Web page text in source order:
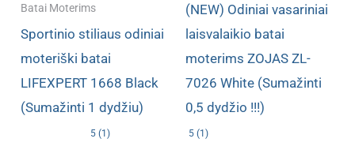
Batai Moterims
Sportinio stiliaus odiniai
moteriški batai
LIFEXPERT 1668 Black
(Sumažinti 1 dydžiu)
5 (1)
(NEW) Odiniai vasariniai
laisvalaikio batai
moterims ZOJAS ZL-
7026 White (Sumažinti
0,5 dydžio !!!)
5 (1)